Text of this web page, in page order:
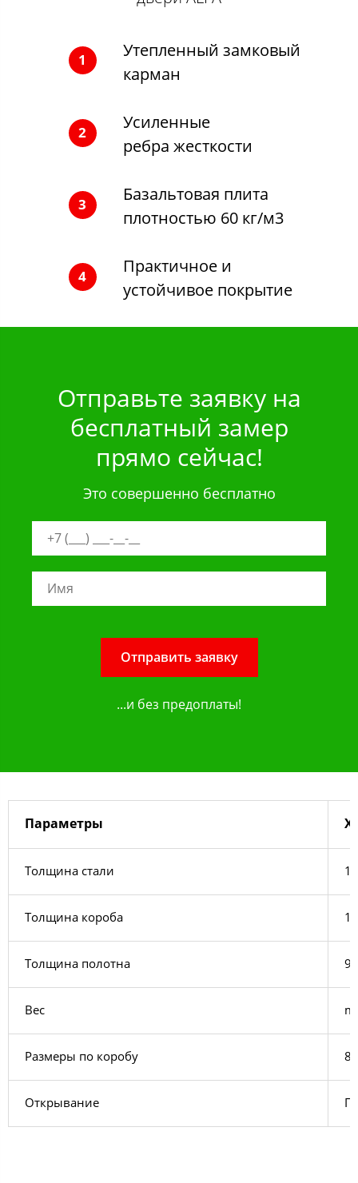
1
2
3
4
Утепленный замковый
карман
Усиленные
ребра жесткости
Базальтовая плита
плотностью 60 кг/м3
Практичное и
устойчивое покрытие
Отправьте заявку на
бесплатный замер
прямо сейчас!
Это совершенно бесплатно
Отправить заявку
...и без предоплаты!
Параметры
Толщина стали
Толщина короба
Толщина полотна
Вес m​
Размеры по коробу
Открывание